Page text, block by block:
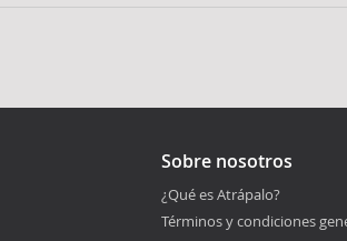
Sobre nosotros
¿Qué es Atrápalo?
Términos y condiciones